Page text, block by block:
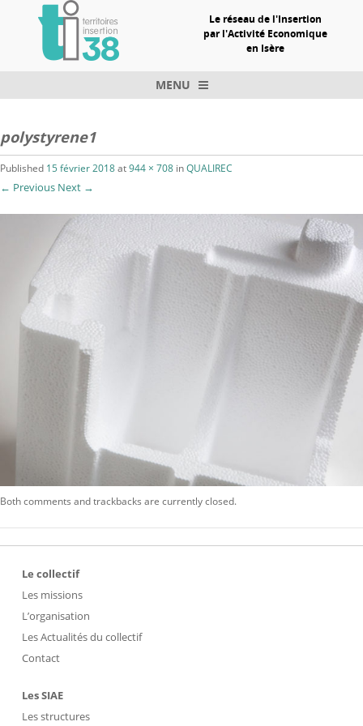
Le réseau de l'Insertion
par l'Activité Economique
en Isère
MENU
polystyrene1
Published 15 février 2018at944 × 708 inQUALIREC
← Previous Next →
Both comments and trackbacks are currently closed.
Le collectif
Les missions
L’organisation
Les Actualités du collectif
Contact
Les SIAE
Les structures